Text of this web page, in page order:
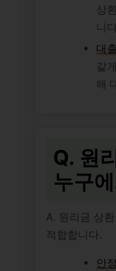
상
니
대
같
해
Q. 원
누구
A. 원리금 상
적합합니다.
안